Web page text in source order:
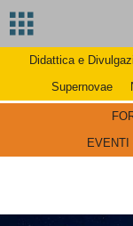
Didattica e
Supernovae